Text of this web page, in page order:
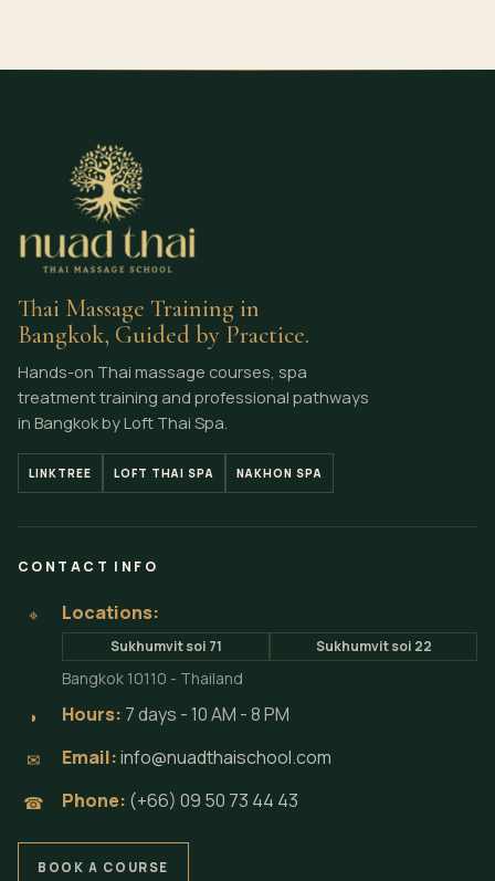
Thai Massage Training in
Bangkok, Guided by Practice.
Hands-on Thai massage courses, spa
treatment training and professional pathways
in Bangkok by Loft Thai Spa.
LINKTREE LOFT THAI SPA NAKHON SPA
CONTACT INFO
⌖ Locations:
Sukhumvit soi 71 Sukhumvit soi 22
Bangkok 10110 - Thailand
◗ Hours: 7 days - 10 AM - 8 PM
✉ Email:info@nuadthaischool.com
☎ Phone: (+66) 09 50 73 44 43
BOOK A COURSE